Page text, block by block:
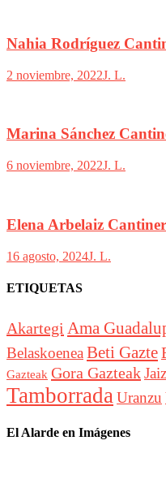
Nahia Rodríguez
2 noviembre, 2022J. L.
Marina Sánchez
6 noviembre, 2022J. L.
Elena Arbelaiz
16 agosto, 2024J. L.
ETIQUETAS
Akartegi Ama
Belaskoenea Beti Gazte
Gazteak Gora Gazteak
TamborradaUranzu
El Alarde en Imágenes